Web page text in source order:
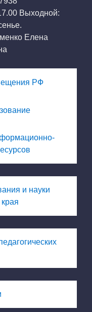
Выходной:
Елена